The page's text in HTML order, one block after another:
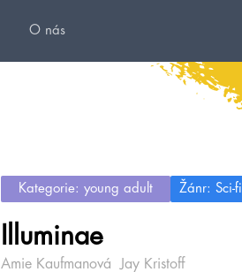
O nás
Kategorie: young adult Žánr: Sci-fi
Illuminae
Amie Kaufmanová Jay Kristoff